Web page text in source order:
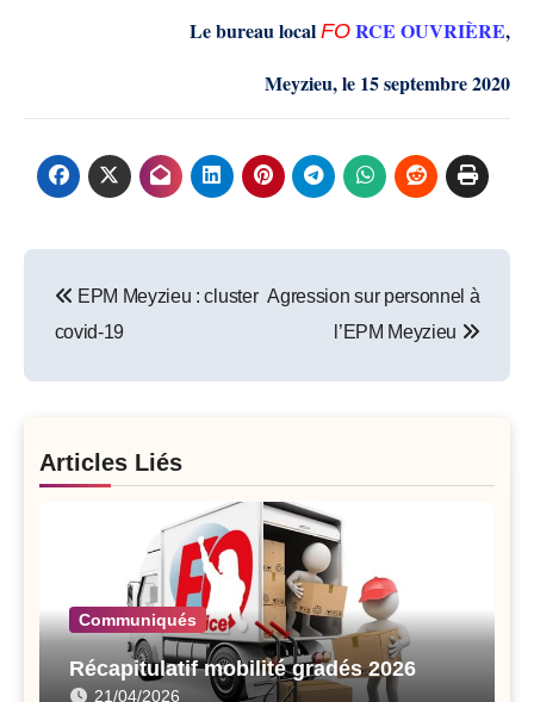
Le bureau local FO RCE OUVRIÈRE,
Meyzieu, le 15 septembre 2020
navigation
EPM Meyzieu : cluster
covid-19
Agression sur personnel à
l’EPM Meyzieu
Articles Liés
Communiqués
Récapitulatif mobilité gradés 2026
21/04/2026